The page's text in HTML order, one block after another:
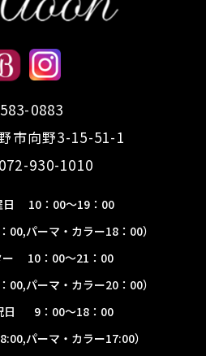
0883
市向野3-15-51-1
072-930-1010
日 10：00～19：00
00,パーマ・カラー18：00）
ー 10：00～21：00
00,パーマ・カラー20：00）
日 9：00～18：00
パーマ・カラー17:00）